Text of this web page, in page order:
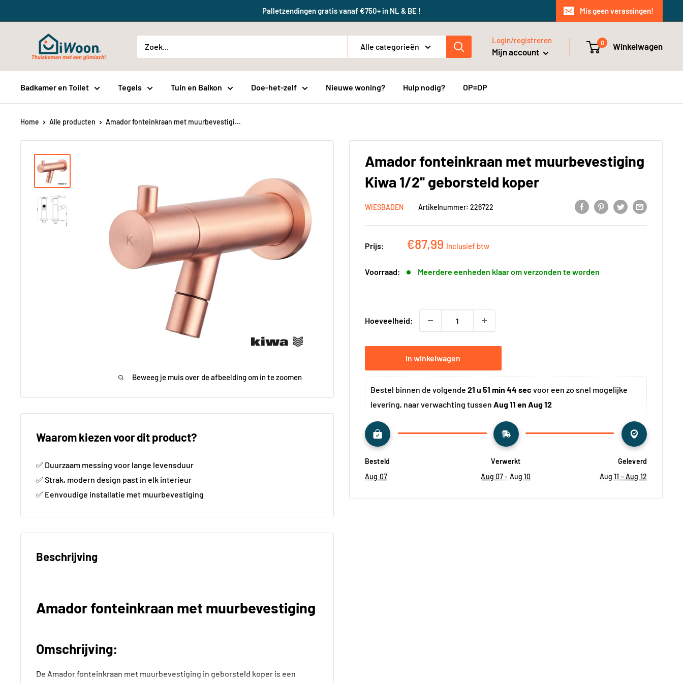
naar
Palletzendingen gratis vanaf €750+ in NL & BE ! Mis geen verassingen!
iWoon.nl
Alle categorieën
Login/registreren
Mijn account
0 Winkelwagen
Badkamer en Toilet Tegels Tuin en Balkon Doe-het-zelf Nieuwe woning? Hulp nodig? OP=OP
Home Alle producten Amador fonteinkraan met muurbevestigi...
Beweeg je muis over de afbeelding om in te zoomen
Amador fonteinkraan met muurbevestiging
Kiwa 1/2'' geborsteld koper
WIESBADEN Artikelnummer: 226722
Prijs: Kortingsprijs
€87,99 Inclusief btw
Voorraad: Meerdere eenheden klaar om verzonden te worden
Hoeveelheid:
In winkelwagen
Bestel binnen de volgende 21 u 51 min 43 sec voor een zo snel mogelijke
levering, naar verwachting tussen Aug 11 en Aug 12
Besteld
Aug 07
Verwerkt
Aug 07 - Aug 10
Geleverd
Aug 11 - Aug 12
Waarom kiezen voor dit product?
✅ Duurzaam messing voor lange levensduur
✅ Strak, modern design past in elk interieur
✅ Eenvoudige installatie met muurbevestiging
Beschrijving
Amador fonteinkraan met muurbevestiging
Omschrijving:
De Amador fonteinkraan met muurbevestiging in geborsteld koper is een